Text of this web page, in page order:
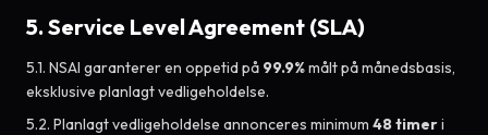
5. Service Level Agreement (SLA)
5.1. NSAI garanterer en oppetid på 99.9%målt på månedsbasis,
eksklusive planlagt vedligeholdelse.
5.2. Planlagt vedligeholdelse annonceres minimum 48 timeri